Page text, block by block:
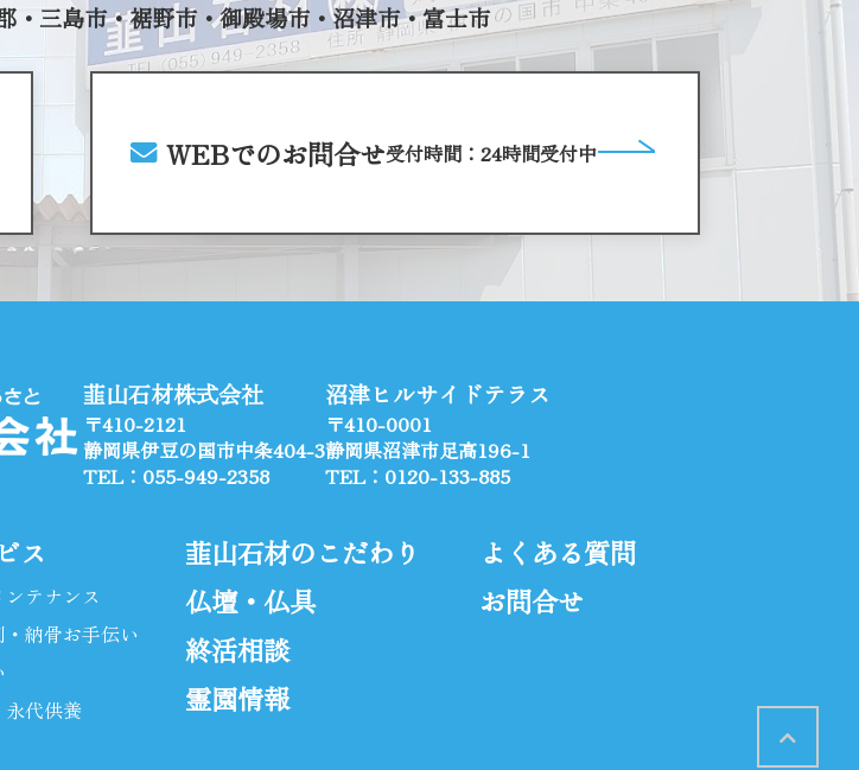
・三島市・裾野市・御殿場市・沼津市・富士市
WEBでのお問合せ受付時間：24時間受付中
韮山石材株式会社
〒410-2121
静岡県伊豆の国市中条404-3
TEL：055-949-2358
沼津ヒルサイドテラス
〒410-0001
静岡県沼津市足高196-1
TEL：0120-133-885
ス
テナンス
納骨お手伝い
代供養
韮山石材のこだわり
仏壇・仏具
終活相談
霊園情報
よくある質問
お問合せ